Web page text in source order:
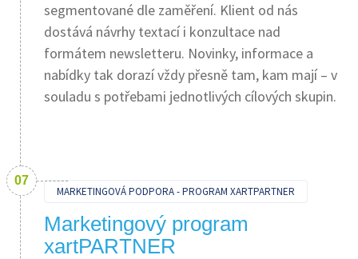
segmentované dle zaměření. Klient od nás
dostává návrhy textací i konzultace nad
formátem newsletteru. Novinky, informace a
nabídky tak dorazí vždy přesně tam, kam mají – v
souladu s potřebami jednotlivých cílových skupin.
MARKETINGOVÁ PODPORA - PROGRAM XARTPARTNER
Marketingový program
xartPARTNER